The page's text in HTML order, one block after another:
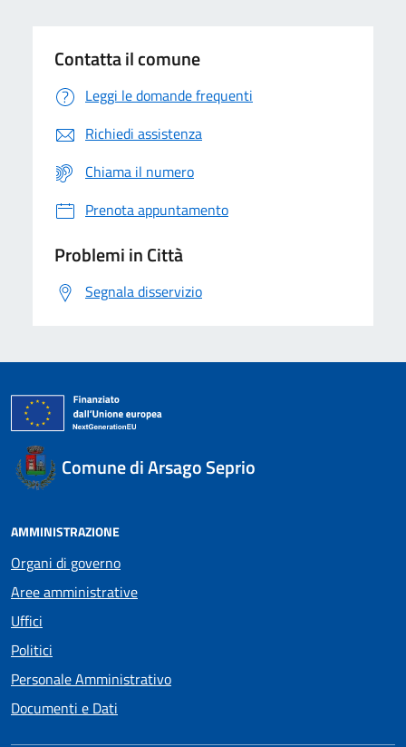
Contatta il comune
Leggi le domande frequenti
Richiedi assistenza
Chiama il numero
Prenota appuntamento
Problemi in Città
Segnala disservizio
Comune di Arsago Seprio
AMMINISTRAZIONE
Organi di governo
Aree amministrative
Uffici
Politici
Personale Amministrativo
Documenti e Dati